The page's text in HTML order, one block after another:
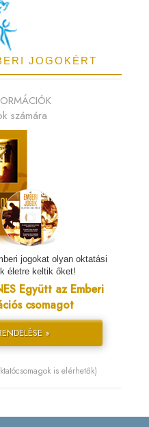
JOGOKÉRT
számára
jogokat olyan oktatási
életre keltik őket!
Együtt az Emberi
csomagot
»
is elérhetők)